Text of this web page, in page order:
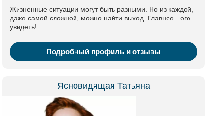
Жизненные ситуации могут быть разными. Но из каждой,
даже самой сложной, можно найти выход. Главное - его
увидеть!
Подробный профиль и отзывы
Ясновидящая Татьяна